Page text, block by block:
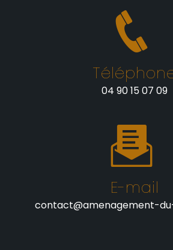
04 90 15 07 09
E-mail
contact@amenagement-